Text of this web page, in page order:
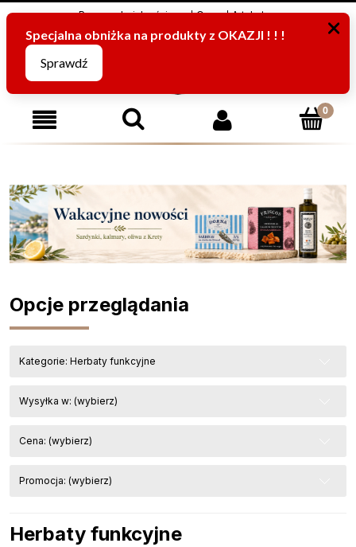
Program Lojalnościowy O nas Artykuły
795816067 (pn-pt od 8:00 -15:00)
Opcje przeglądania
Kategorie: Herbaty funkcyjne
Wysyłka w: (wybierz)
Cena: (wybierz)
Promocja: (wybierz)
Herbaty funkcyjne